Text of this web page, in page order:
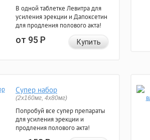
В одной таблетке Левитра для
усиления эрекции и Дапоксетин
для продления полового акта!
от 95Р Купить
Супер набор
(2х160мг, 4х80мг)
Попробуй все супер препараты
для усиления эрекции и
продления полового акта!